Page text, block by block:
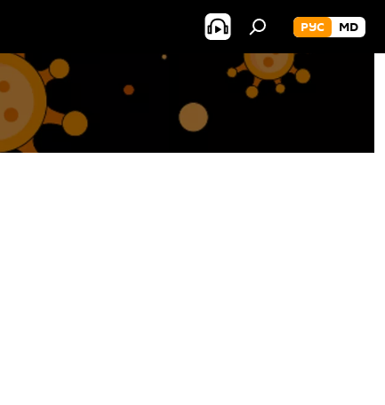
РУС MD